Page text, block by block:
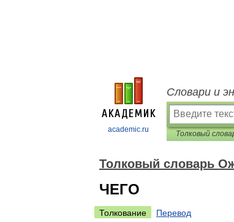
academic.ru
Словари и
Толковый словарь
ЧЕГО
Толкование
Перевод